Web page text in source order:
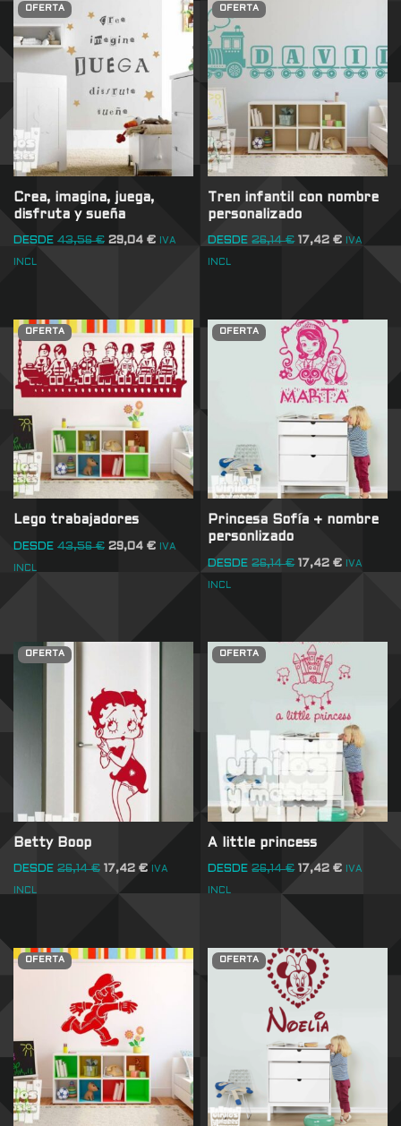
OFERTA
Crea, imagina, juega,
disfruta y sueña
DESDE 43,56€ 29,04 € IVA
INCL
OFERTA
Tren infantil con nombre
personalizado
DESDE 26,14€ 17,42€ IVA
INCL
OFERTA
Lego trabajadores
DESDE 43,56€ 29,04 € IVA
INCL
OFERTA
Princesa Sofía + nombre
personlizado
DESDE 26,14€ 17,42€ IVA
INCL
OFERTA
Betty Boop
DESDE 26,14€ 17,42 € IVA
INCL
OFERTA
A little princess
DESDE 26,14€ 17,42€ IVA
INCL
OFERTA OFERTA